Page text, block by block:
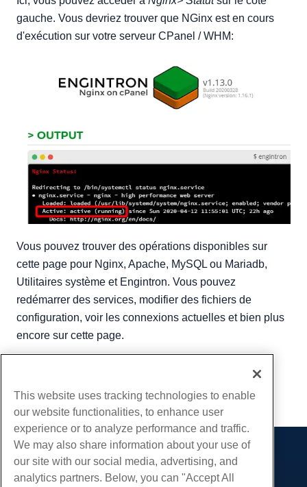
gauche. Vous devriez trouver que NGinx est en cours
d'exécution sur votre serveur CPanel / WHM:
Vous pouvez trouver des opérations disponibles sur
cette page pour Nginx, Apache, MySQL ou Mariadb,
Utilitaires système et Engintron. Vous pouvez
redémarrer des services, modifier des fichiers de
configuration, voir les connexions actuelles et bien plus
encore sur cette page.
Copie URL
Des produits
Hébergement Web
This website uses tracking technologies to enable
our website functionalities, to enhance user
experience or to analyze performance and traffic.
We may also share information about your use of
our site with our social media, advertising, and
analytics partners. Below, you can "Accept All